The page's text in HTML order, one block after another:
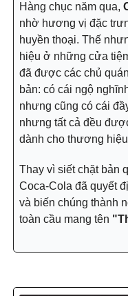
Hàng chục năm qua,
nhờ hương vị đặc
huyền thoại. Thế
hiệu ở những cửa
đã được các chủ
bản: có cái ngộ
nhưng cũng có cái
nhưng tất cả đều
dành cho thương
Thay vì siết chặt bản
Coca-Cola đã quyết
và biến chúng thành
toàn cầu mang tên